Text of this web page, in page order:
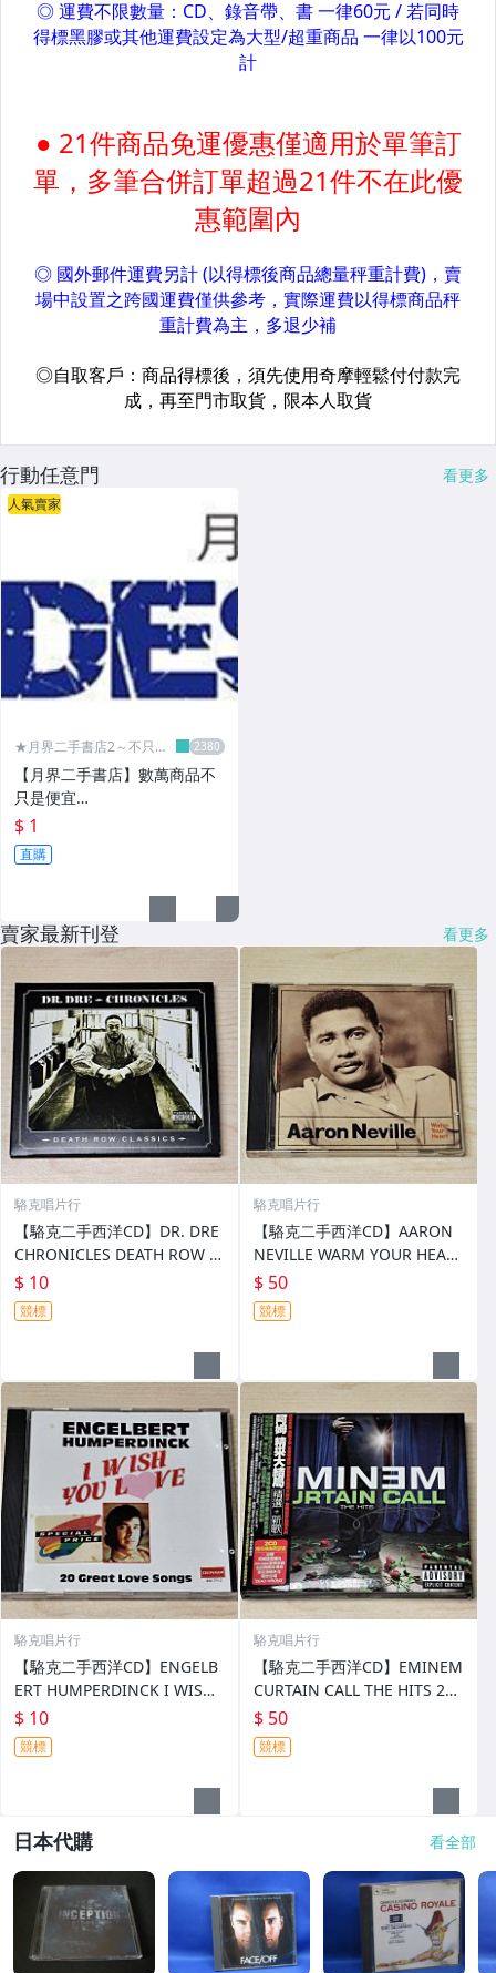
行動任意門 看更多
人氣賣家
★月界二手書店2～不只是
【月界二手書店】數萬商品不
只是便宜…
$ 1
直購
賣家最新刊登 看更多
駱克唱片行
【駱克二手西洋CD】DR. DRE
CHRONICLES DEATH ROW C
LASSICS 解說膠痕&微掉色 小
刮傷 不影響播放
$ 10
競標
駱克唱片行
【駱克二手西洋CD】AARON
NEVILLE WARM YOUR HEAR
T 美國銀圈版 無歌詞 內外圈微
掉銀&一透光小點 不影響播放
無IFPI
$ 50
競標
駱克唱片行
【駱克二手西洋CD】ENGELB
ERT HUMPERDINCK I WISH
YOU LOVE 20 GREAT LOVE S
ONGS 德國銀圈版 無IFPI
$ 10
競標
駱克唱片行
【駱克二手西洋CD】EMINEM
CURTAIN CALL THE HITS 2C
D 宣傳片 附中英歌詞 側標貼在
外殼&黃斑 解說霉點 紙殼壓痕
&黃斑
$ 50
競標
日本代購 看全部